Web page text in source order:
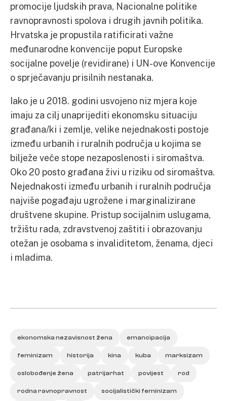
promocije ljudskih prava, Nacionalne politike
ravnopravnosti spolova i drugih javnih politika.
Hrvatska je propustila ratificirati važne
međunarodne konvencije poput Europske
socijalne povelje (revidirane) i UN-ove Konvencije
o sprječavanju prisilnih nestanaka.
Iako je u 2018. godini usvojeno niz mjera koje
imaju za cilj unaprijediti ekonomsku situaciju
građana/ki i zemlje, velike nejednakosti postoje
između urbanih i ruralnih područja u kojima se
bilježe veće stope nezaposlenosti i siromaštva.
Oko 20 posto građana živi u riziku od siromaštva.
Nejednakosti između urbanih i ruralnih područja
najviše pogađaju ugrožene i marginalizirane
društvene skupine. Pristup socijalnim uslugama,
tržištu rada, zdravstvenoj zaštiti i obrazovanju
otežan je osobama s invaliditetom, ženama, djeci
i mladima.
ekonomska nezavisnost žena emancipacija
feminizam historija kina kuba marksizam
oslobođenje žena patrijarhat povijest rod
rodna ravnopravnost socijalistički feminizam